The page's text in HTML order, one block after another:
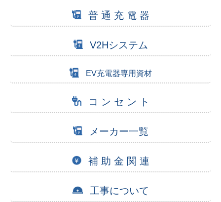
普 通 充 電 器
V2Hシステム
EV充電器専用資材
コ ン セ ン ト
メーカー一覧
補 助 金 関 連
工事について